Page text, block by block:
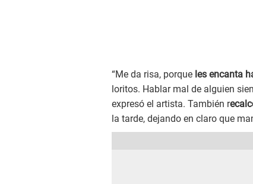
“Me da risa, porque les encanta
loritos. Hablar mal de alguien
expresó el artista. También r
la tarde, dejando en claro que